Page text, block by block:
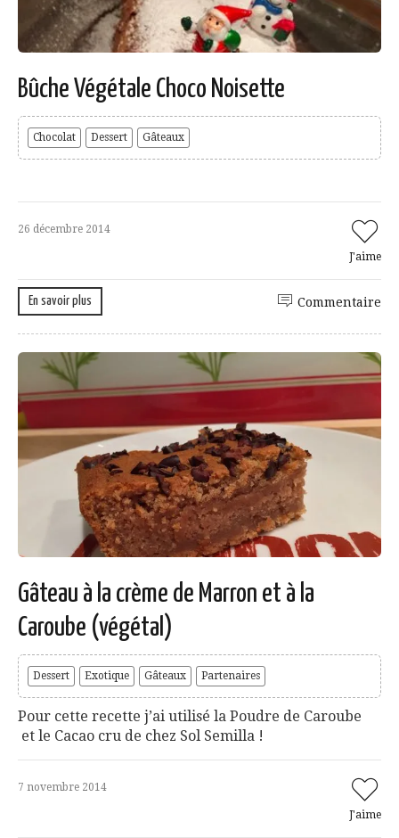
Bûche Végétale Choco Noisette
Chocolat Dessert Gâteaux
26 décembre 2014
J'aime
En savoir plus Commentaire
Gâteau à la crème de Marron et à la
Caroube (végétal)
Dessert Exotique Gâteaux Partenaires
Pour cette recette j’ai utilisé la Poudre de Caroube
et le Cacao cru de chez Sol Semilla !
7 novembre 2014
J'aime